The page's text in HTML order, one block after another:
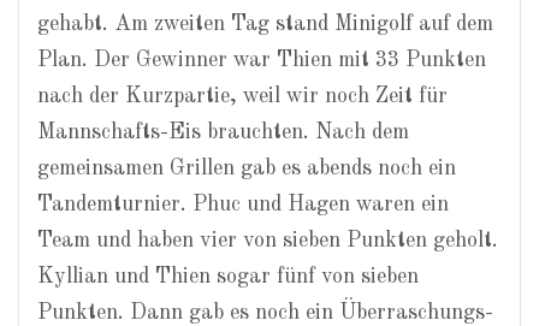
gehabt. Am zweiten Tag stand Minigolf auf dem
Plan. Der Gewinner war Thien mit 33 Punkten
nach der Kurzpartie, weil wir noch Zeit für
Mannschafts-Eis brauchten. Nach dem
gemeinsamen Grillen gab es abends noch ein
Tandemturnier. Phuc und Hagen waren ein
Team und haben vier von sieben Punkten geholt.
Kyllian und Thien sogar fünf von sieben
Punkten. Dann gab es noch ein Überraschungs-